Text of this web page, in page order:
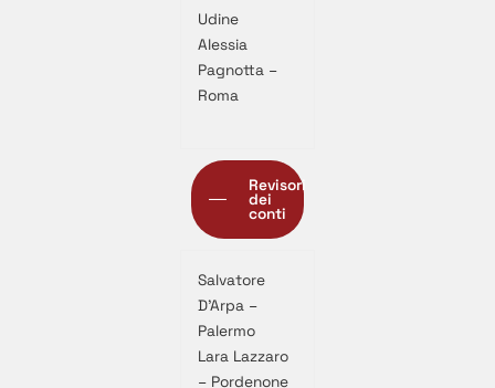
Udine
Alessia
Pagnotta –
Roma
Revisori
dei
conti
Salvatore
D’Arpa –
Palermo
Lara Lazzaro
– Pordenone